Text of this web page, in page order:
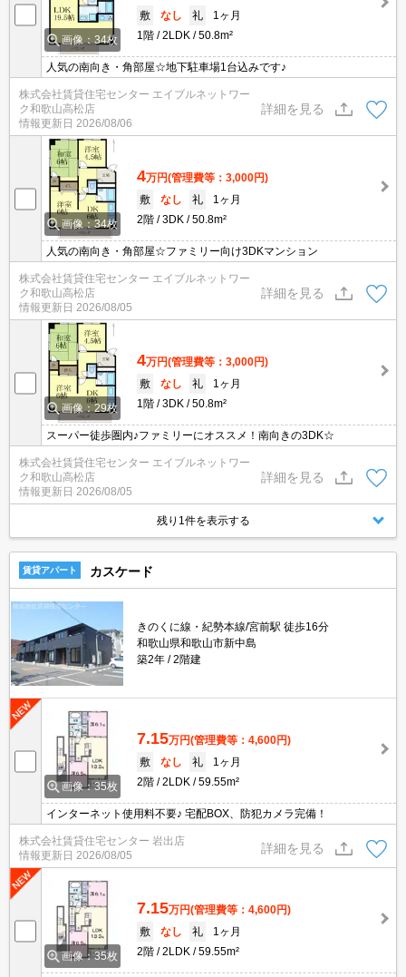
画像：34枚
敷 なし 礼
1ヶ月
1階
2LDK 50.8m²
人気の南向き・角部屋☆地下駐車場1台込みです♪
株式会社賃貸住宅センター エイブルネットワー
ク和歌山高松店
情報更新日 2026/08/06
詳細を見る
画像：34枚
4万円(管理費等：3,000円)
敷
なし 礼
1ヶ月
2階
3DK 50.8m²
人気の南向き・角部屋☆ファミリー向け3DKマンション
株式会社賃貸住宅センター エイブルネットワー
ク和歌山高松店
情報更新日 2026/08/05
詳細を見る
画像：29枚
4万円(管理費等：3,000円)
敷
なし 礼
1ヶ月
1階
3DK 50.8m²
スーパー徒歩圏内♪ファミリーにオススメ！南向きの3DK☆
株式会社賃貸住宅センター エイブルネットワー
ク和歌山高松店
情報更新日 2026/08/05
詳細を見る
残り1件を表示する
賃貸アパート カスケード
きのくに線・紀勢本線/宮前駅 徒歩16分
和歌山県和歌山市新中島
築2年
2階建
画像：35枚
7.15万円(管理費等：4,600円)
敷
なし 礼
1ヶ月
2階
2LDK 59.55m²
インターネット使用料不要♪ 宅配BOX、防犯カメラ完備！
株式会社賃貸住宅センター 岩出店
情報更新日 2026/08/05
詳細を見る
画像：35枚
7.15万円(管理費等：4,600円)
敷
なし 礼
1ヶ月
2階
2LDK 59.55m²